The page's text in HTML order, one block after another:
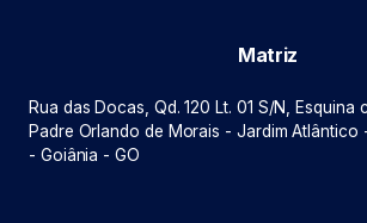
Matriz
Rua das Docas, Qd. 120 Lt. 01 S/N, Esquina
Padre Orlando de Morais - Jardim Atlântico
- Goiânia - GO